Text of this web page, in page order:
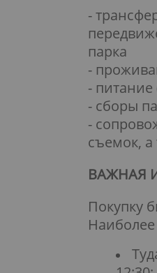
-
парка
-
- питание
- сборы
-
съемок, а
ВАЖНАЯ
Покупку